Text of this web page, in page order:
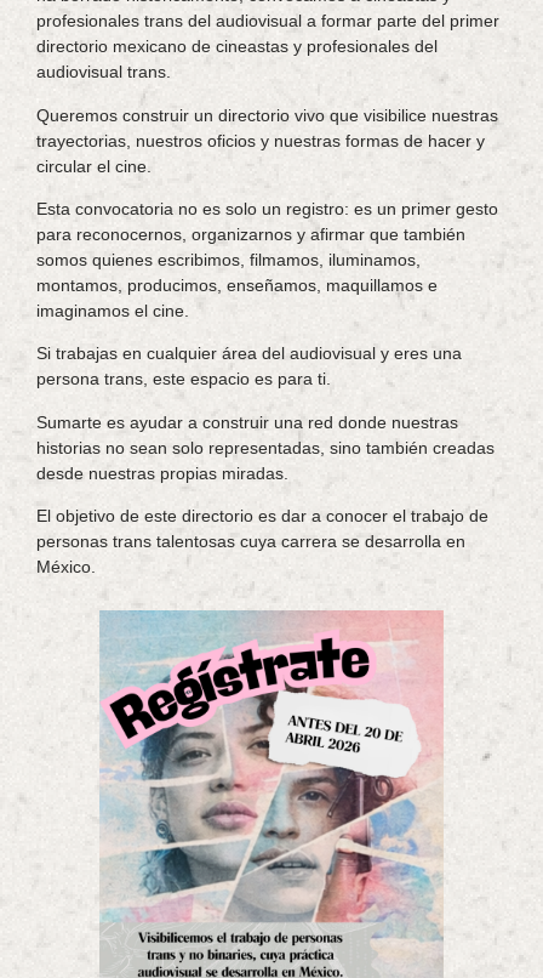
profesionales trans del audiovisual a formar parte del primer
directorio mexicano de cineastas y profesionales del
audiovisual trans.
Queremos construir un directorio vivo que visibilice nuestras
trayectorias, nuestros oficios y nuestras formas de hacer y
circular el cine.
Esta convocatoria no es solo un registro: es un primer gesto
para reconocernos, organizarnos y afirmar que también
somos quienes escribimos, filmamos, iluminamos,
montamos, producimos, enseñamos, maquillamos e
imaginamos el cine.
Si trabajas en cualquier área del audiovisual y eres una
persona trans, este espacio es para ti.
Sumarte es ayudar a construir una red donde nuestras
historias no sean solo representadas, sino también creadas
desde nuestras propias miradas.
El objetivo de este directorio es dar a conocer el trabajo de
personas trans talentosas cuya carrera se desarrolla en
México.